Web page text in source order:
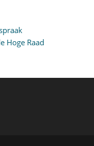
Hoge Raad